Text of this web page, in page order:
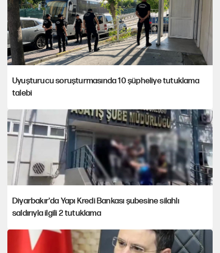
Uyuşturucu soruşturmasında 10 şüpheliye tutuklama
talebi
Diyarbakır'da Yapı Kredi Bankası şubesine silahlı
saldırıyla ilgili 2 tutuklama